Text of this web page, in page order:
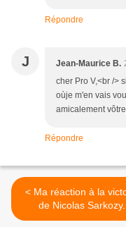
Répondre
J Jean-Maurice B.
cher Pro V,<br />
oùje m'en vais
amicalement
Répondre
< Ma réaction à la victoire
de Nicolas Sarkozy.